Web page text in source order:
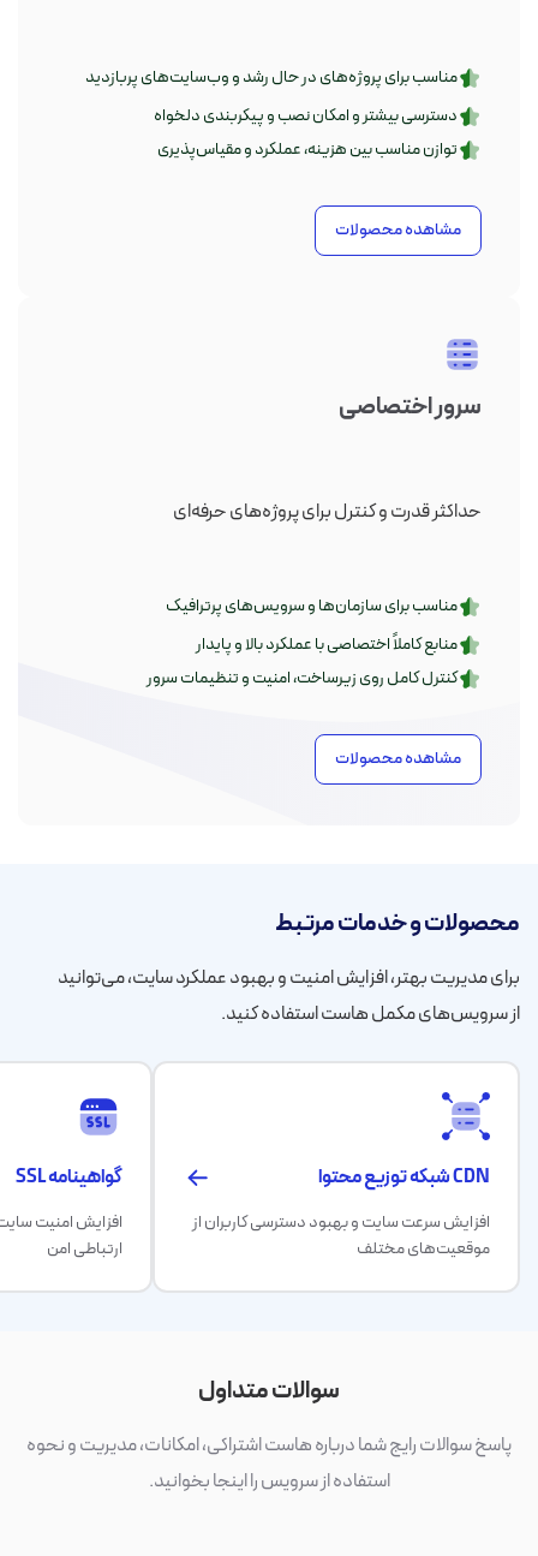
مناسب برای پروژه‌های در حال رشد و وب‌سایت‌های پربازدید
دسترسی بیشتر و امکان نصب و پیکربندی دلخواه
توازن مناسب بین هزینه، عملکرد و مقیاس‌پذیری
مشاهده محصولات
سرور اختصاصی
حداکثر قدرت و کنترل برای پروژه‌های حرفه‌ای
مناسب برای سازمان‌ها و سرویس‌های پرترافیک
منابع کاملاً اختصاصی با عملکرد بالا و پایدار
کنترل کامل روی زیرساخت، امنیت و تنظیمات سرور
مشاهده محصولات
محصولات و خدمات مرتبط
برای مدیریت بهتر، افزایش امنیت و بهبود عملکرد سایت، می‌توانید
از سرویس‌های مکمل هاست استفاده کنید.
CDN شبکه توزیع محتوا
افزایش سرعت سایت و بهبود دسترسی کاربران از
موقعیت‌های مختلف
گواهینامه SSL
ارتباطی امن
سوالات متداول
پاسخ سوالات رایج شما درباره هاست اشتراکی، امکانات، مدیریت و نحوه
استفاده از سرویس را اینجا بخوانید.